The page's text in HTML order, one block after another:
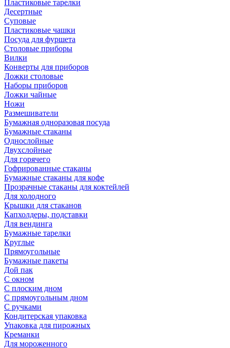
Пластиковые тарелки
Десертные
Суповые
Пластиковые чашки
Посуда для фуршета
Столовые приборы
Вилки
Конверты для приборов
Ложки столовые
Наборы приборов
Ложки чайные
Ножи
Размешиватели
Бумажная одноразовая посуда
Бумажные стаканы
Однослойные
Двухслойные
Для горячего
Гофрированные стаканы
Бумажные стаканы для кофе
Прозрачные стаканы для коктейлей
Для холодного
Крышки для стаканов
Капхолдеры, подставки
Для вендинга
Бумажные тарелки
Круглые
Прямоугольные
Бумажные пакеты
Дой пак
С окном
С плоским дном
С прямоугольным дном
С ручками
Кондитерская упаковка
Упаковка для пирожных
Креманки
Для мороженного